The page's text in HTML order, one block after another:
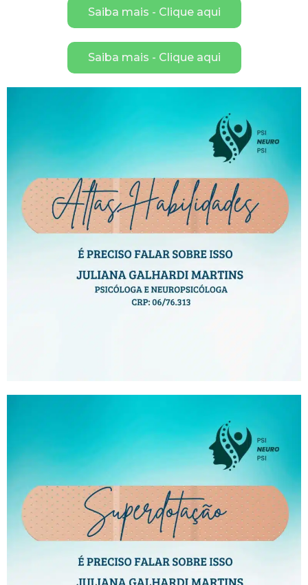
Saiba mais - Clique aqui
Saiba mais - Clique aqui